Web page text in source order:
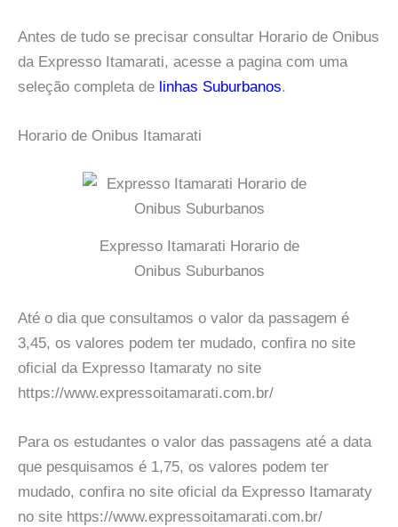
Antes de tudo se precisar consultar Horario de Onibus
da Expresso Itamarati, acesse a pagina com uma
seleção completa de linhas Suburbanos.
Horario de Onibus Itamarati
Expresso Itamarati Horario de
Onibus Suburbanos
Até o dia que consultamos o valor da passagem é
3,45, os valores podem ter mudado, confira no site
oficial da Expresso Itamaraty no site
https://www.expressoitamarati.com.br/
Para os estudantes o valor das passagens até a data
que pesquisamos é 1,75, os valores podem ter
mudado, confira no site oficial da Expresso Itamaraty
no site https://www.expressoitamarati.com.br/